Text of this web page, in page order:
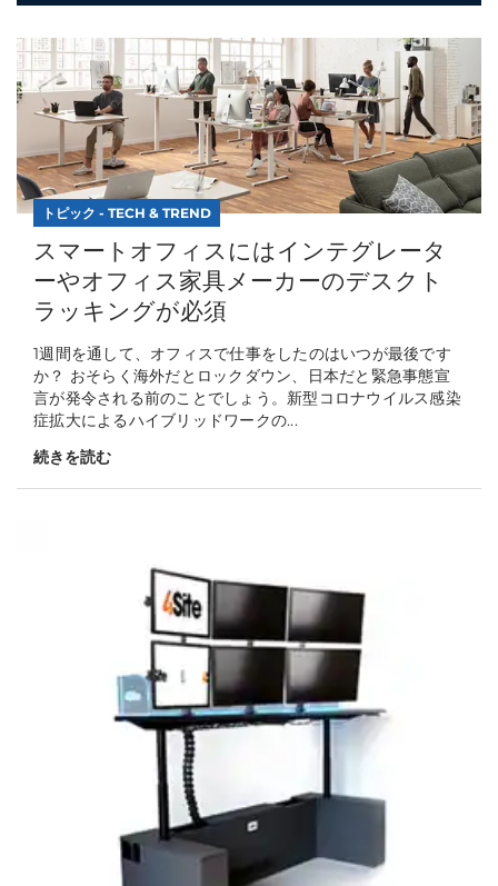
トピック - TECH & TREND
スマートオフィスにはインテグレータ
ーやオフィス家具メーカーのデスクト
ラッキングが必須
1週間を通して、オフィスで仕事をしたのはいつが最後です
か？ おそらく海外だとロックダウン、日本だと緊急事態宣
言が発令される前のことでしょう。新型コロナウイルス感染
症拡大によるハイブリッドワークの...
続きを読む